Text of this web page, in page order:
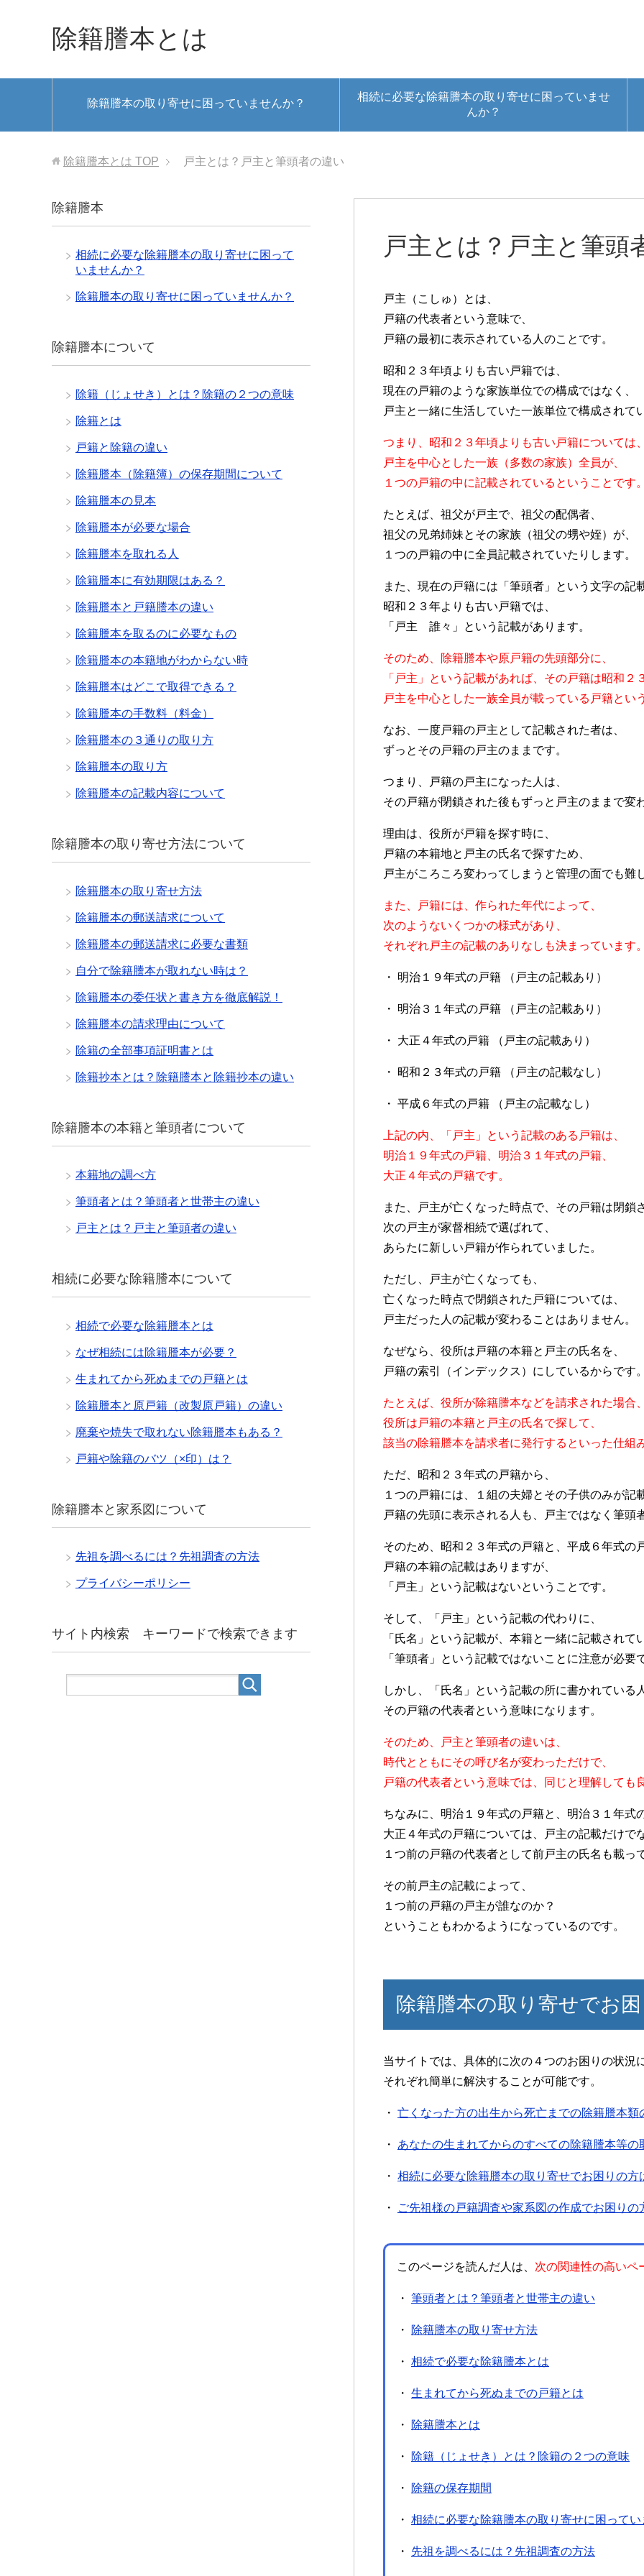
除籍謄本とは
除籍謄本の取り寄せに困っていませんか？
相続に必要な除籍謄本の取り寄せに困っていませ
んか？
除籍謄本とは TOP 戸主とは？戸主と筆頭者の違い
戸主とは？戸主と筆頭
戸主（こしゅ）とは、
戸籍の代表者という意味で、
戸籍の最初に表示されている人のことです。
昭和２３年頃よりも古い戸籍では、
現在の戸籍のような家族単位での構成ではなく、
戸主と一緒に生活していた一族単位で構成されて
つまり、昭和２３年頃よりも古い戸籍については
戸主を中心とした一族（多数の家族）全員が、
１つの戸籍の中に記載されているということです
たとえば、祖父が戸主で、祖父の配偶者、
祖父の兄弟姉妹とその家族（祖父の甥や姪）が、
１つの戸籍の中に全員記載されていたりします。
また、現在の戸籍には「筆頭者」という文字の記
昭和２３年よりも古い戸籍では、
「戸主 誰々」という記載があります。
そのため、除籍謄本や原戸籍の先頭部分に、
「戸主」という記載があれば、その戸籍は昭和２
戸主を中心とした一族全員が載っている戸籍とい
なお、一度戸籍の戸主として記載された者は、
ずっとその戸籍の戸主のままです。
つまり、戸籍の戸主になった人は、
その戸籍が閉鎖された後もずっと戸主のままで変
理由は、役所が戸籍を探す時に、
戸籍の本籍地と戸主の氏名で探すため、
戸主がころころ変わってしまうと管理の面でも難
また、戸籍には、作られた年代によって、
次のようないくつかの様式があり、
それぞれ戸主の記載のありなしも決まっています
・ 明治１９年式の戸籍 （戸主の記載あり）
・ 明治３１年式の戸籍 （戸主の記載あり）
・ 大正４年式の戸籍 （戸主の記載あり）
・ 昭和２３年式の戸籍 （戸主の記載なし）
・ 平成６年式の戸籍 （戸主の記載なし）
上記の内、「戸主」という記載のある戸籍は、
明治１９年式の戸籍、明治３１年式の戸籍、
大正４年式の戸籍です。
また、戸主が亡くなった時点で、その戸籍は閉鎖
次の戸主が家督相続で選ばれて、
あらたに新しい戸籍が作られていました。
ただし、戸主が亡くなっても、
亡くなった時点で閉鎖された戸籍については、
戸主だった人の記載が変わることはありません。
なぜなら、役所は戸籍の本籍と戸主の氏名を、
戸籍の索引（インデックス）にしているからです
たとえば、役所が除籍謄本などを請求された場合
役所は戸籍の本籍と戸主の氏名で探して、
該当の除籍謄本を請求者に発行するといった仕組
ただ、昭和２３年式の戸籍から、
１つの戸籍には、１組の夫婦とその子供のみが記
戸籍の先頭に表示される人も、戸主ではなく筆頭
そのため、昭和２３年式の戸籍と、平成６年式の
戸籍の本籍の記載はありますが、
「戸主」という記載はないということです。
そして、「戸主」という記載の代わりに、
「氏名」という記載が、本籍と一緒に記載されて
「筆頭者」という記載ではないことに注意が必要
しかし、「氏名」という記載の所に書かれている
その戸籍の代表者という意味になります。
そのため、戸主と筆頭者の違いは、
時代とともにその呼び名が変わっただけで、
戸籍の代表者という意味では、同じと理解しても
ちなみに、明治１９年式の戸籍と、明治３１年式
大正４年式の戸籍については、戸主の記載だけで
１つ前の戸籍の代表者として前戸主の氏名も載っ
その前戸主の記載によって、
１つ前の戸籍の戸主が誰なのか？
ということもわかるようになっているのです。
除籍謄本の取り寄せでお
当サイトでは、具体的に次の４つのお困りの状況
それぞれ簡単に解決することが可能です。
・ 亡くなった方の出生から死亡までの除籍謄本
・ あなたの生まれてからのすべての除籍謄本等
・ 相続に必要な除籍謄本の取り寄せでお困りの方
・ ご先祖様の戸籍調査や家系図の作成でお困りの
このページを読んだ人は、 次の関連性の高いペ
・ 筆頭者とは？筆頭者と世帯主の違い
・ 除籍謄本の取り寄せ方法
・ 相続で必要な除籍謄本とは
・ 生まれてから死ぬまでの戸籍とは
・ 除籍謄本とは
・ 除籍（じょせき）とは？除籍の２つの意味
・ 除籍の保存期間
・ 相続に必要な除籍謄本の取り寄せに困って
・ 先祖を調べるには？先祖調査の方法
除籍謄本
相続に必要な除籍謄本の取り寄せに困って
いませんか？
除籍謄本の取り寄せに困っていませんか？
除籍謄本について
除籍（じょせき）とは？除籍の２つの意味
除籍とは
戸籍と除籍の違い
除籍謄本（除籍簿）の保存期間について
除籍謄本の見本
除籍謄本が必要な場合
除籍謄本を取れる人
除籍謄本に有効期限はある？
除籍謄本と戸籍謄本の違い
除籍謄本を取るのに必要なもの
除籍謄本の本籍地がわからない時
除籍謄本はどこで取得できる？
除籍謄本の手数料（料金）
除籍謄本の３通りの取り方
除籍謄本の取り方
除籍謄本の記載内容について
除籍謄本の取り寄せ方法について
除籍謄本の取り寄せ方法
除籍謄本の郵送請求について
除籍謄本の郵送請求に必要な書類
自分で除籍謄本が取れない時は？
除籍謄本の委任状と書き方を徹底解説！
除籍謄本の請求理由について
除籍の全部事項証明書とは
除籍抄本とは？除籍謄本と除籍抄本の違い
除籍謄本の本籍と筆頭者について
本籍地の調べ方
筆頭者とは？筆頭者と世帯主の違い
戸主とは？戸主と筆頭者の違い
相続に必要な除籍謄本について
相続で必要な除籍謄本とは
なぜ相続には除籍謄本が必要？
生まれてから死ぬまでの戸籍とは
除籍謄本と原戸籍（改製原戸籍）の違い
廃棄や焼失で取れない除籍謄本もある？
戸籍や除籍のバツ（×印）は？
除籍謄本と家系図について
先祖を調べるには？先祖調査の方法
プライバシーポリシー
サイト内検索 キーワードで検索できます